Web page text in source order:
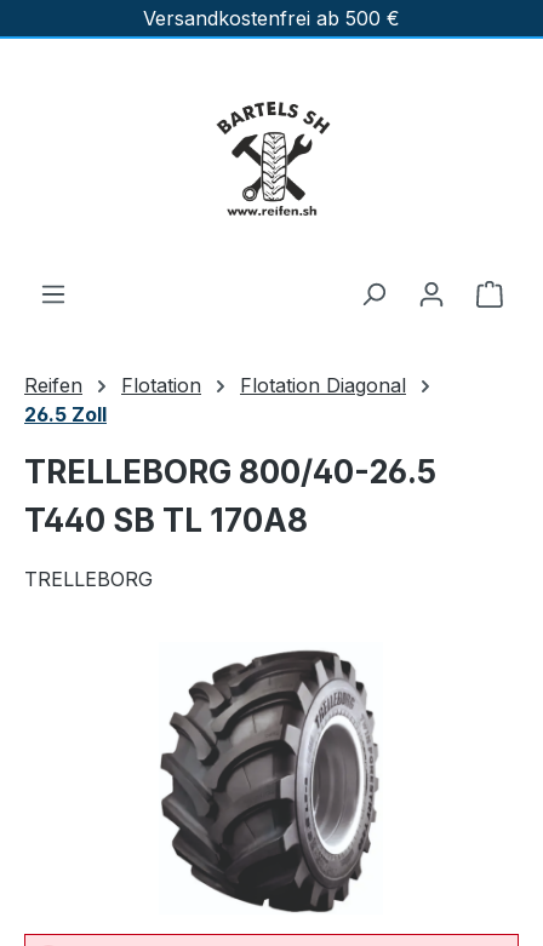
Zum Hauptinhalt springenVersandkostenfrei ab 500 €
Reifen Flotation
Flotation Diagonal
26.5 Zoll
TRELLEBORG 800/40-26.5
T440 SB TL 170A8
TRELLEBORG
Bildergalerie überspringen